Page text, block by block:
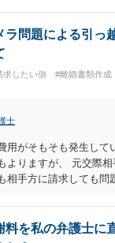
弁護士費用を拠出する
ので全体的な方針の
ラ問題による引っ
求したい側 #離婚書類作成
士
用がそもそも発生して
よりますが、 元交際
相手方に請求しても問
を引き受けたと捉える
最低でも折半で対応
料を私の弁護士に